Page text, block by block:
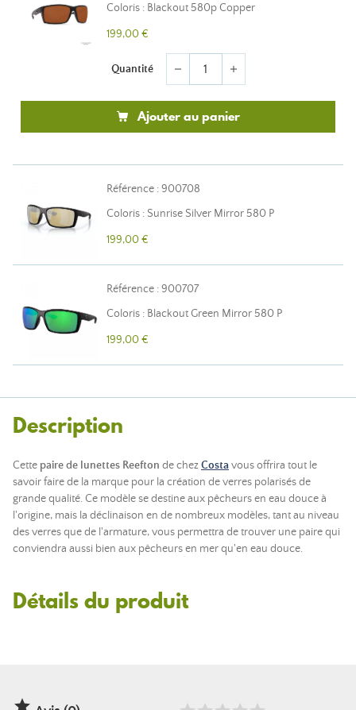
Coloris : Blackout 580p Copper
199,00 €
Quantité remove add
Ajouter au panier
Référence : 900708
Coloris : Sunrise Silver Mirror 580 P
199,00 €
Référence : 900707
Coloris : Blackout Green Mirror 580 P
199,00 €
Description
Cette paire de lunettes Reefton de chezCostavous offrira tout le
savoir faire de la marque pour la création de verres polarisés de
grande qualité. Ce modèle se destine aux pêcheurs en eau douce à
l'origine, mais la déclinaison en de nombreux modèles, tant au niveau
des verres que de l'armature, vous permettra de trouver une paire qui
conviendra aussi bien aux pêcheurs en mer qu'en eau douce.
Détails du produit
